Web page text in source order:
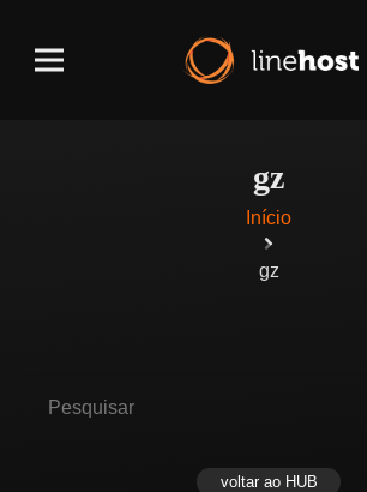
gz
Início
gz
voltar ao HUB